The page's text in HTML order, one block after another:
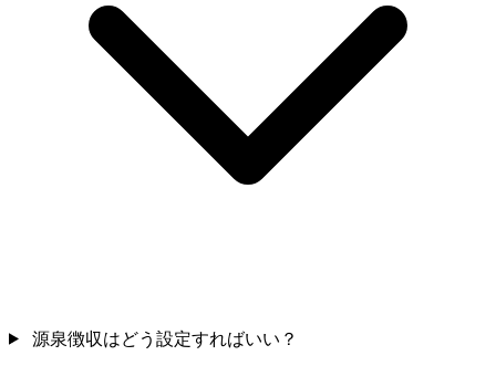
源泉徴収はどう設定すればいい？